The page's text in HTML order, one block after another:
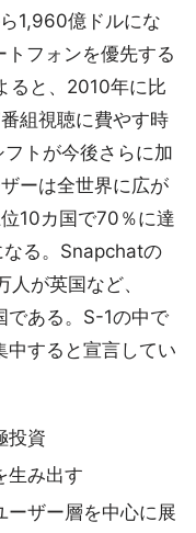
1,960億ドルにな
フォンを優先する
ると、2010年に比
組視聴に費やす時
トが今後さらに加
ーは全世界に広が
10カ国で70％に達
なる。Snapchatの
が英国など、
である。S-1の中で
中すると宣言してい
投資
生み出す
ーザー層を中心に展